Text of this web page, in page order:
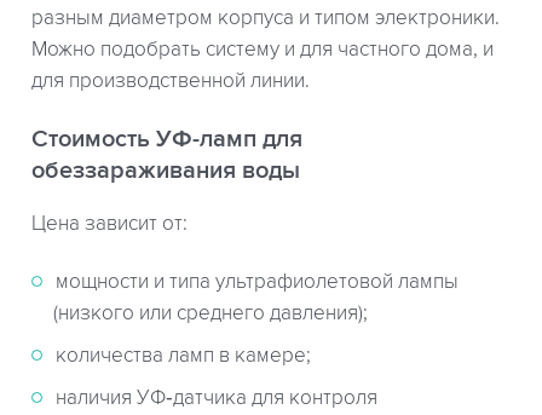
разным диаметром корпуса и типом электроники.
Можно подобрать систему и для частного дома, и
для производственной линии.
Стоимость УФ-ламп для
обеззараживания воды
Цена зависит от:
мощности и типа ультрафиолетовой лампы
(низкого или среднего давления);
количества ламп в камере;
наличия УФ‑датчика для контроля